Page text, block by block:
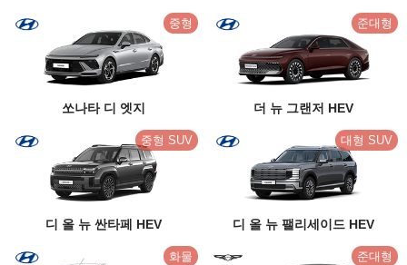
중형
쏘나타 디 엣지
준대형
더 뉴 그랜저 HEV
중형 SUV
디 올 뉴 싼타페 HEV
대형 SUV
디 올 뉴 팰리세이드 HEV
화물 준대형